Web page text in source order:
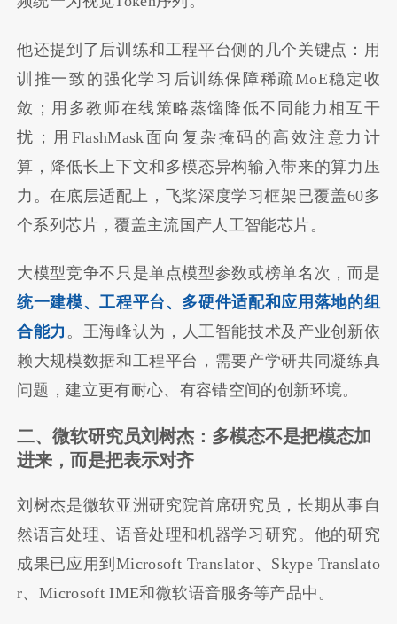
他还提到了后训练和工程平台侧的几个关键点：用
训推一致的强化学习后训练保障稀疏MoE稳定收
敛；用多教师在线策略蒸馏降低不同能力相互干
扰；用FlashMask面向复杂掩码的高效注意力计
算，降低长上下文和多模态异构输入带来的算力压
力。在底层适配上，飞桨深度学习框架已覆盖60多
个系列芯片，覆盖主流国产人工智能芯片。
大模型竞争不只是单点模型参数或榜单名次，而是
统一建模、工程平台、多硬件适配和应用落地的组
合能力 。王海峰认为，人工智能技术及产业创新依
赖大规模数据和工程平台，需要产学研共同凝练真
问题，建立更有耐心、有容错空间的创新环境。
二、微软研究员刘树杰：多模态不是把模态加
进来，而是把表示对齐
刘树杰是微软亚洲研究院首席研究员，长期从事自
然语言处理、语音处理和机器学习研究。他的研究
成果已应用到Microsoft Translator、Skype Translato
r、Microsoft IME和微软语音服务等产品中。